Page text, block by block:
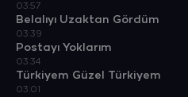
03:57
Belalıyı Uzaktan Gördüm
03:39
Postayı Yoklarım
03:34
Türkiyem Güzel Türkiyem
03:01